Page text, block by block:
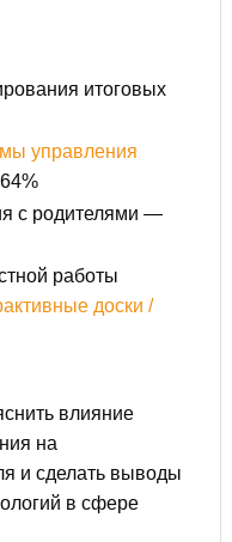
итоговых
управления
с родителями —
работы
доски /
влияние
на
и сделать выводы
в сфере